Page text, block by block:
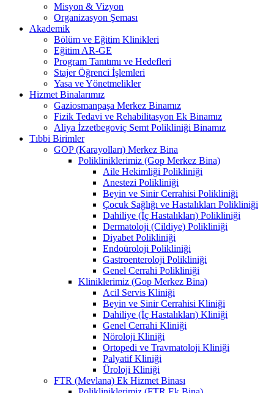
Misyon & Vizyon
Organizasyon Şeması
Akademik
Bölüm ve Eğitim Klinikleri
Eğitim AR-GE
Program Tanıtımı ve Hedefleri
Stajer Öğrenci İşlemleri
Yasa ve Yönetmelikler
Hizmet Binalarımız
Gaziosmanpaşa Merkez Binamız
Fizik Tedavi ve Rehabilitasyon Ek Binamız
Aliya İzzetbegoviç Semt Polikliniği Binamız
Tıbbi Birimler
GOP (Karayolları) Merkez Bina
Polikliniklerimiz (Gop Merkez Bina)
Aile Hekimliği Polikliniği
Anestezi Polikliniği
Beyin ve Sinir Cerrahisi Polikliniği
Çocuk Sağlığı ve Hastalıkları Polikliniği
Dahiliye (İç Hastalıkları) Polikliniği
Dermatoloji (Cildiye) Polikliniği
Diyabet Polikliniği
Endoüroloji Polikliniği
Gastroenteroloji Polikliniği
Genel Cerrahi Polikliniği
Kliniklerimiz (Gop Merkez Bina)
Acil Servis Kliniği
Beyin ve Sinir Cerrahisi Kliniği
Dahiliye (İç Hastalıkları) Kliniği
Genel Cerrahi Kliniği
Nöroloji Kliniği
Ortopedi ve Travmatoloji Kliniği
Palyatif Kliniği
Üroloji Kliniği
FTR (Mevlana) Ek Hizmet Binası